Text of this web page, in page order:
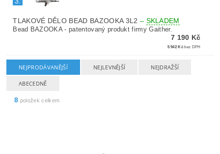
TLAKOVÉ DĚLO BEAD BAZOOKA 3L2 – SKLADEM
Bead BAZOOKA - patentovaný produkt firmy Gaither.
7 190 Kč
5 942 Kč bez DPH
NEJPRODÁVANĚJŠÍ NEJLEVNĚJŠÍ NEJDRAŽŠÍ
ABECEDNĚ
8 položek celkem